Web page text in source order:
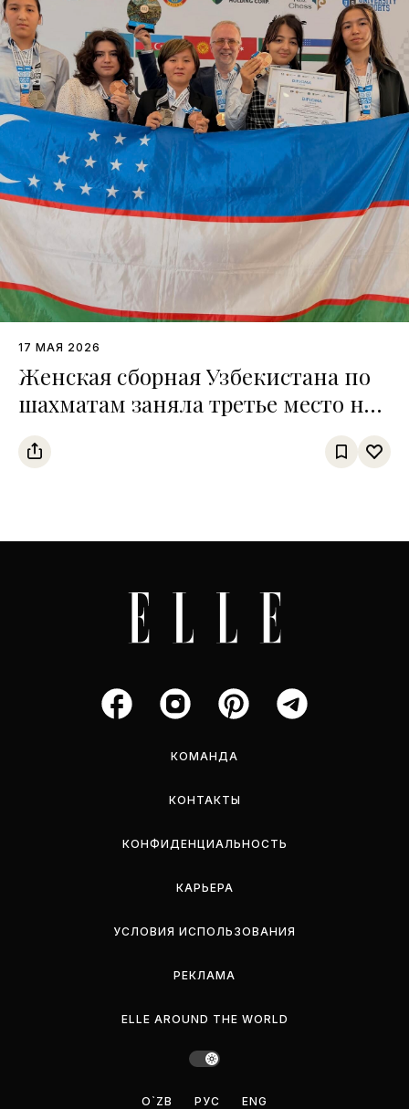
17 МАЯ 2026
Женская сборная Узбекистана по
шахматам заняла третье место на
чемпионате среди тюркских
государств
КОМАНДА
КОНТАКТЫ
КОНФИДЕНЦИАЛЬНОСТЬ
КАРЬЕРА
УСЛОВИЯ ИСПОЛЬЗОВАНИЯ
РЕКЛАМА
ELLE AROUND THE WORLD
O`ZB РУС ENG